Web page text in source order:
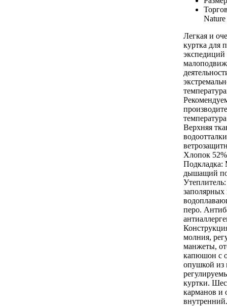
Nature
Легкая и
куртка для
экспедиций
Верхняя
Хлопок
Подкладка:
дышащий
заполярных
перо.
молния,
манжеты,
капюшон с
опушкой из
куртки.
карманов и
внутренний.